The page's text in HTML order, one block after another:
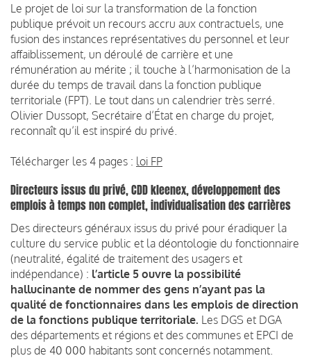
Le projet de loi sur la transformation de la fonction
publique prévoit un recours accru aux contractuels, une
fusion des instances représentatives du personnel et leur
affaiblissement, un déroulé de carrière et une
rémunération au mérite ; il touche à l’harmonisation de la
durée du temps de travail dans la fonction publique
territoriale (FPT). Le tout dans un calendrier très serré.
Olivier Dussopt, Secrétaire d’État en charge du projet,
reconnaît qu’il est inspiré du privé.
Télécharger les 4 pages : loi FP
Directeurs issus du privé, CDD kleenex, développement des
emplois à temps non complet, individualisation des carrières
Des directeurs généraux issus du privé pour éradiquer la
culture du service public et la déontologie du fonctionnaire
(neutralité, égalité de traitement des usagers et
indépendance) : l’article 5 ouvre la possibilité
hallucinante de nommer des gens n’ayant pas la
qualité de fonctionnaires dans les emplois de direction
de la fonctions publique territoriale. Les DGS et DGA
des départements et régions et des communes et EPCI de
plus de 40 000 habitants sont concernés notamment.